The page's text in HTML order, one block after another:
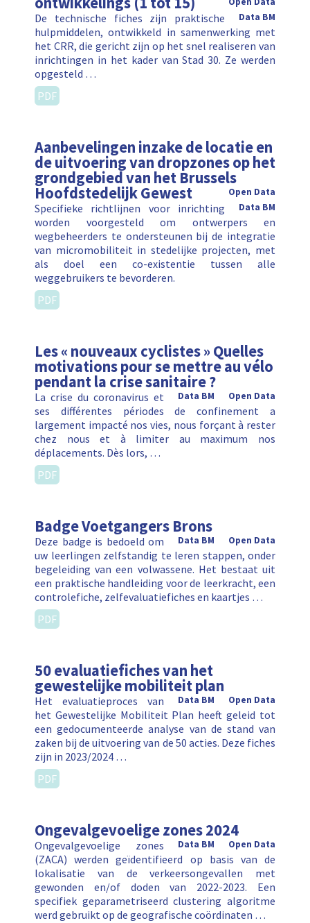
Data BM
De technische fiches zijn praktische
hulpmiddelen, ontwikkeld in samenwerking met
het CRR, die gericht zijn op het snel realiseren van
inrichtingen in het kader van Stad 30. Ze werden
opgesteld …
PDF
Aanbevelingen inzake de locatie en
de uitvoering van dropzones op het
grondgebied van het Brussels
Hoofdstedelijk Gewest
Open Data
Data BM
Specifieke richtlijnen voor inrichting
worden voorgesteld om ontwerpers en
wegbeheerders te ondersteunen bij de integratie
van micromobiliteit in stedelijke projecten, met
als doel een co-existentie tussen alle
weggebruikers te bevorderen.
PDF
Les « nouveaux cyclistes » Quelles
motivations pour se mettre au vélo
pendant la crise sanitaire ?
Open Data
Data BM
La crise du coronavirus et
ses différentes périodes de confinement a
largement impacté nos vies, nous forçant à rester
chez nous et à limiter au maximum nos
déplacements. Dès lors, …
PDF
Badge Voetgangers Brons
Open Data
Data BM
Deze badge is bedoeld om
uw leerlingen zelfstandig te leren stappen, onder
begeleiding van een volwassene. Het bestaat uit
een praktische handleiding voor de leerkracht, een
controlefiche, zelfevaluatiefiches en kaartjes …
PDF
50 evaluatiefiches van het
gewestelijke mobiliteit plan
Open Data
Data BM
Het evaluatieproces van
het Gewestelijke Mobiliteit Plan heeft geleid tot
een gedocumenteerde analyse van de stand van
zaken bij de uitvoering van de 50 acties. Deze fiches
zijn in 2023/2024 …
PDF
Ongevalgevoelige zones 2024
Open Data
Data BM
Ongevalgevoelige zones
(ZACA) werden geïdentifieerd op basis van de
lokalisatie van de verkeersongevallen met
gewonden en/of doden van 2022-2023. Een
specifiek geparametriseerd clustering algoritme
werd gebruikt op de geografische coördinaten …